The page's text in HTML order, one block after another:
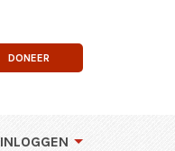
DONEER
INLOGGEN